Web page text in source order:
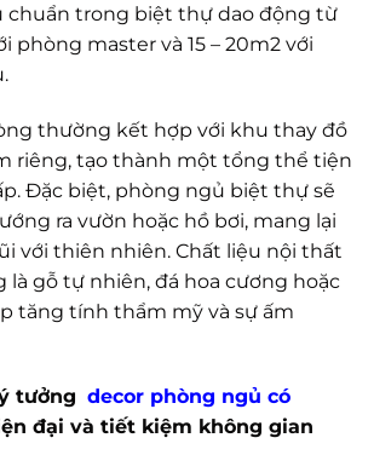
chuẩn trong biệt thự dao động từ
phòng master và 15 – 20m2 với
thường kết hợp với khu thay đồ
riêng, tạo thành một tổng thể tiện
Đặc biệt, phòng ngủ biệt thự sẽ
ra vườn hoặc hồ bơi, mang lại
với thiên nhiên. Chất liệu nội thất
là gỗ tự nhiên, đá hoa cương hoặc
tăng tính thẩm mỹ và sự ấm
tưởng decor phòng ngủ có
đại và tiết kiệm không gian